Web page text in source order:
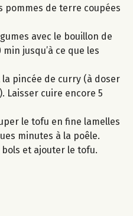
pommes de terre coupées
avec le bouillon de
jusqu’à ce que les
pincée de curry (à doser
Laisser cuire encore 5
le tofu en fine lamelles
minutes à la poêle.
et ajouter le tofu.